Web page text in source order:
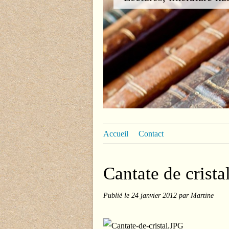
Accueil Contact
Cantate de
Publié le 24 janvier 2012 par Martine